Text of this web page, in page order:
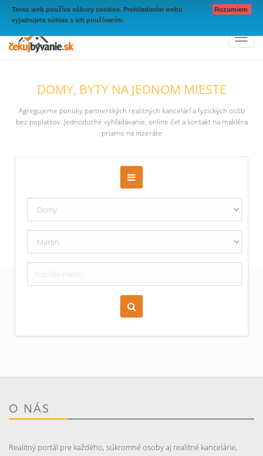
Tento web používa súbory cookies. Prehliadaním webu
vyjadrujete súhlas s ich používaním.
Rozumiem
DOMY, BYTY NA JEDNOM MIESTE
Agregujeme ponuky partnerských realitných kancelárí a fyzických osôb
bez poplatkov. Jednoduché vyhľadávanie, online čet a kontakt na makléra
priamo na inzeráte
Zoraď podľa času pridania
O NÁS
Realitný portál pre každého, súkromné osoby aj realitné kancelárie,